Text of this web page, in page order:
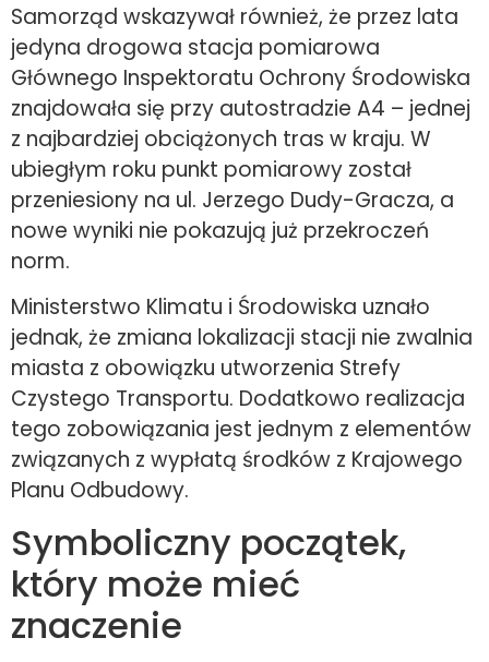
Samorząd wskazywał również, że przez lata
jedyna drogowa stacja pomiarowa
Głównego Inspektoratu Ochrony Środowiska
znajdowała się przy autostradzie A4 – jednej
z najbardziej obciążonych tras w kraju. W
ubiegłym roku punkt pomiarowy został
przeniesiony na ul. Jerzego Dudy-Gracza, a
nowe wyniki nie pokazują już przekroczeń
norm.
Ministerstwo Klimatu i Środowiska uznało
jednak, że zmiana lokalizacji stacji nie zwalnia
miasta z obowiązku utworzenia Strefy
Czystego Transportu. Dodatkowo realizacja
tego zobowiązania jest jednym z elementów
związanych z wypłatą środków z Krajowego
Planu Odbudowy.
Symboliczny początek,
który może mieć
znaczenie